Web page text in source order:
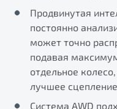
Продвинутая
постоянно
может точно
подавая
отдельное
лучшее
Система AWD